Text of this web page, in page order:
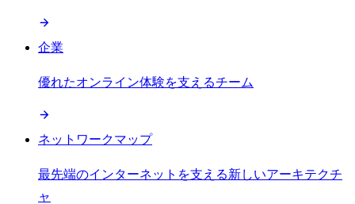
企業
優れたオンライン体験を支えるチーム
ネットワークマップ
最先端のインターネットを支える新しいアーキテクチ
ャ